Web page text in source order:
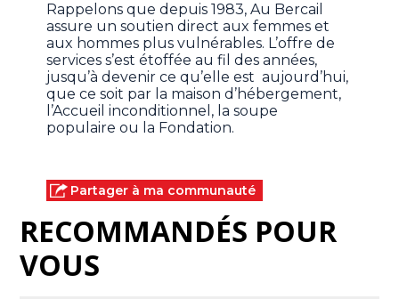
Rappelons que depuis 1983, Au Bercail
assure un soutien direct aux femmes et
aux hommes plus vulnérables. L’offre de
services s’est étoffée au fil des années,
jusqu’à devenir ce qu’elle est aujourd’hui,
que ce soit par la maison d’hébergement,
l’Accueil inconditionnel, la soupe
populaire ou la Fondation.
Partager à ma communauté
RECOMMANDÉS POUR
VOUS